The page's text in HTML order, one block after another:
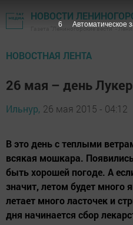
НОВОСТИ
Газета "Лениногорские вести" -
НОВОСТНАЯ ЛЕНТА
26 мая – день
Ильнур, 26 мая 2015 - 04:12
В это день с теплыми
всякая мошкара.
быть хорошей погоде. А
значит, летом будет много
летает много ласточек и
дня начинается сбор
5 Автоматическое